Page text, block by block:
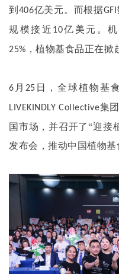
到 406亿美元。而根据GFI
规模接近 10亿美元。
25% ，植物基食品正在掀
6 月 25 日，全球植物基
LIVEKINDLY Collective集
国市场，并召开了“迎接
发布会，推动中国植物基